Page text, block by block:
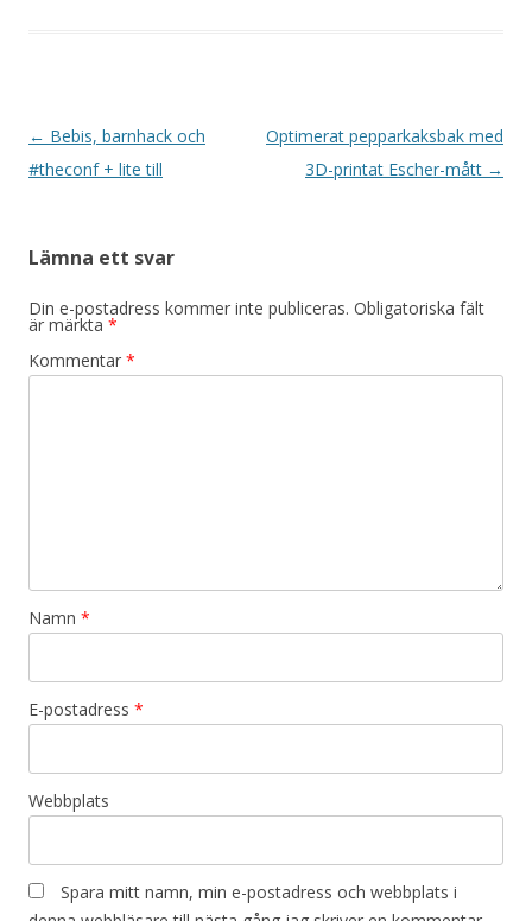
I
n
g
g
s
n
n
← Bebis, barnhack och
#theconf + lite till
Optimerat pepparkaksbak med
3D-printat Escher-mått →
Lämna ett svar
Din e-postadress kommer inte publiceras. Obligatoriska fält
är märkta *
Kommentar *
Namn *
E-postadress *
Webbplats
Spara mitt namn, min e-postadress och webbplats i